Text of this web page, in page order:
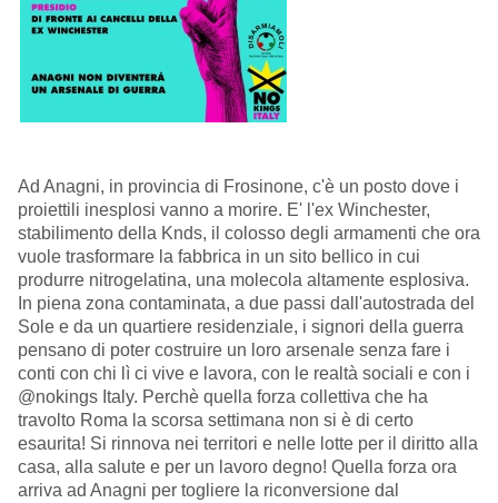
Ad Anagni, in provincia di Frosinone, c'è un posto dove i
proiettili inesplosi vanno a morire. E' l'ex Winchester,
stabilimento della Knds, il colosso degli armamenti che ora
vuole trasformare la fabbrica in un sito bellico in cui
produrre nitrogelatina, una molecola altamente esplosiva.
In piena zona contaminata, a due passi dall'autostrada del
Sole e da un quartiere residenziale, i signori della guerra
pensano di poter costruire un loro arsenale senza fare i
conti con chi lì ci vive e lavora, con le realtà sociali e con i
@nokings Italy. Perchè quella forza collettiva che ha
travolto Roma la scorsa settimana non si è di certo
esaurita! Si rinnova nei territori e nelle lotte per il diritto alla
casa, alla salute e per un lavoro degno! Quella forza ora
arriva ad Anagni per togliere la riconversione dal